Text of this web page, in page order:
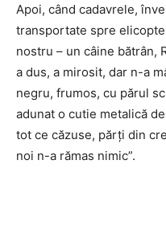
Apoi, când cadavrele,
transportate spre
nostru – un câine bătrân,
a dus, a mirosit, dar n-a
negru, frumos, cu părul
adunat o cutie metalică
tot ce căzuse, părţi din
noi n-a rămas nimic”.